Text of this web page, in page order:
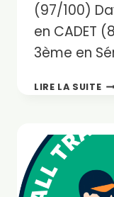
(97/100)
en CADET
3ème en
LIRE LA SUITE